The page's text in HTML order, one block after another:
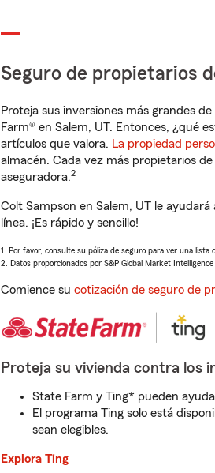
Seguro de propietarios
Proteja sus inversiones más grandes
Farm® en Salem, UT. Entonces, ¿qué
artículos que valora. La propiedad
almacén. Cada vez más propietarios
aseguradora.2
Colt Sampson en Salem, UT le
línea. ¡Es rápido y sencillo!
1. Por favor, consulte su póliza de seguro para ver una
2. Datos proporcionados por S&P Global Market
Comience su cotización de seguro de
Proteja su vivienda contra los
State Farm y Ting* pueden
El programa Ting solo está
sean elegibles.
Explora Ting